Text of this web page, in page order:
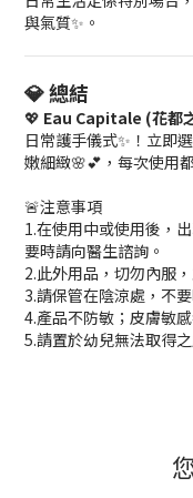
與氣質✨。
💎 總結
💖 Eau Capitale (花都
日常護手儀式✨！立即
嫩細緻🌸💕，每次使用
🚨注意事項
1.在使用中或使用後，
要時請向醫生諮詢。
2.此外用品，切勿內服
3.請保管在陰涼處，不
4.產品不防敏；皮膚敏
5.請置於幼兒無法取得之